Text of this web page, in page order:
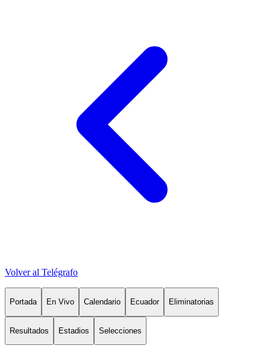
Volver al Telégrafo
Portada En Vivo Calendario Ecuador Eliminatorias
Resultados Estadios Selecciones